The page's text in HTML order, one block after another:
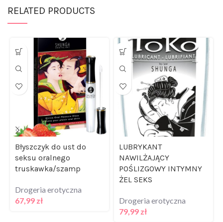
Błyszczyk do ust do
seksu oralnego
truskawka/szamp
67,99zł
LUBRYKANT
NAWILŻAJĄCY
POŚLIZGOWY INTYMNY
ŻEL SEKS
79,99zł